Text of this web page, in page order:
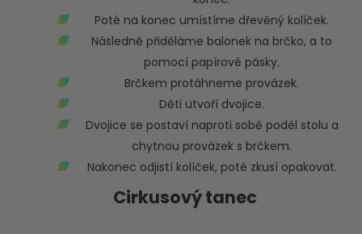
Poté na konec umístíme dřevěný kolíček.
Následně přiděláme balonek na brčko, a to
pomocí papírové pásky.
Brčkem protáhneme provázek.
Děti utvoří dvojice.
Dvojice se postaví naproti sobě podél stolu a
chytnou provázek s brčkem.
Nakonec odjistí kolíček, poté zkusí opakovat.
Cirkusový tanec